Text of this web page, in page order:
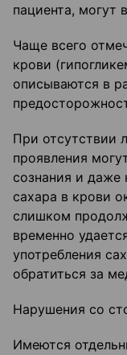
пациента, могут
Чаще всего
крови
описываются в
При отсутствии
проявления
сознания и даже
сахара в крови
слишком
временно
употребления
обратиться за
Нарушения со
Имеются